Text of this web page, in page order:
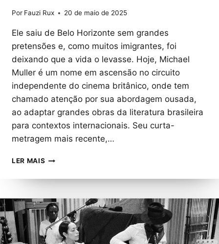
Por Fauzi Rux 20 de maio de 2025
Ele saiu de Belo Horizonte sem grandes
pretensões e, como muitos imigrantes, foi
deixando que a vida o levasse. Hoje, Michael
Muller é um nome em ascensão no circuito
independente do cinema britânico, onde tem
chamado atenção por sua abordagem ousada,
ao adaptar grandes obras da literatura brasileira
para contextos internacionais. Seu curta-
metragem mais recente,…
LER MAIS MICHAEL
O
QUE
ESTÁ
LEVANDO
NELSON
RODRIGUES